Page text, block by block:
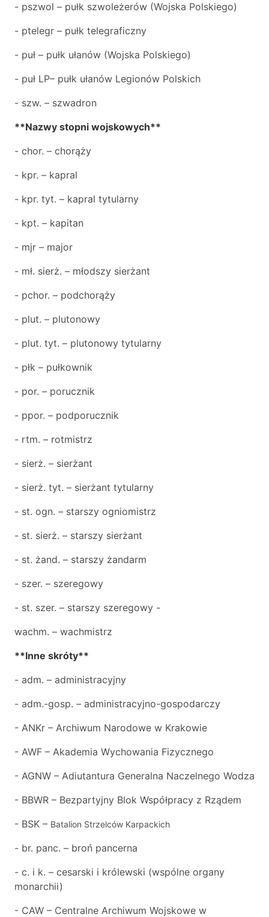
- pszwol – pułk szwoleżerów (Wojska Polskiego)
- ptelegr – pułk telegraficzny
- puł – pułk ułanów (Wojska Polskiego)
- puł LP– pułk ułanów Legionów Polskich
- szw. – szwadron
**Nazwy stopni wojskowych**
- chor. – chorąży
- kpr. – kapral
- kpr. tyt. – kapral tytularny
- kpt. – kapitan
- mjr – major
- mł. sierż. – młodszy sierżant
- pchor. – podchorąży
- plut. – plutonowy
- plut. tyt. – plutonowy tytularny
- płk – pułkownik
- por. – porucznik
- ppor. – podporucznik
- rtm. – rotmistrz
- sierż. – sierżant
- sierż. tyt. – sierżant tytularny
- st. ogn. – starszy ogniomistrz
- st. sierż. – starszy sierżant
- st. żand. – starszy żandarm
- szer. – szeregowy
- st. szer. – starszy szeregowy -
wachm. – wachmistrz
**Inne skróty**
- adm. – administracyjny
- adm.-gosp. – administracyjno-gospodarczy
- ANKr – Archiwum Narodowe w Krakowie
- AWF – Akademia Wychowania Fizycznego
- AGNW – Adiutantura Generalna Naczelnego Wodza
- BBWR – Bezpartyjny Blok Współpracy z Rządem
- BSK – Batalion Strzelców Karpackich
- br. panc. – broń pancerna
- c. i k. – cesarski i królewski (wspólne organy
monarchii)
- CAW – Centralne Archiwum Wojskowe w